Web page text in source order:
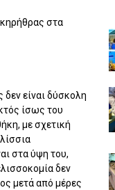
στα
είναι δύσκολη
ίσως του
με σχετική
στα ύψη του,
δεν
μετά από μέρες